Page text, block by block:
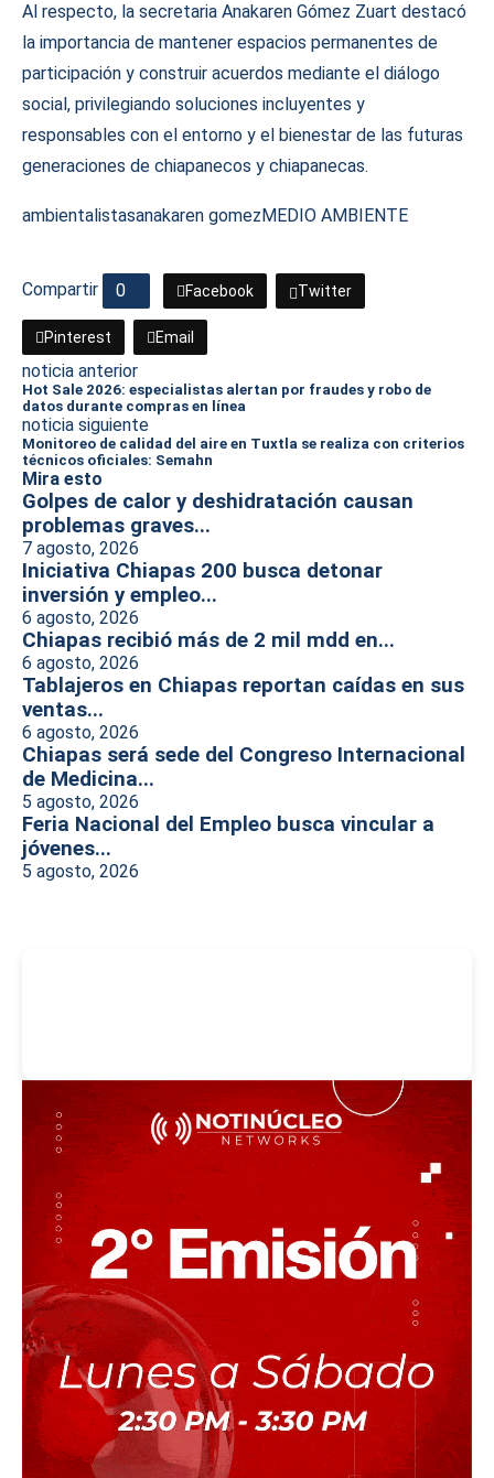
Al respecto, la secretaria Anakaren Gómez Zuart destacó
la importancia de mantener espacios permanentes de
participación y construir acuerdos mediante el diálogo
social, privilegiando soluciones incluyentes y
responsables con el entorno y el bienestar de las futuras
generaciones de chiapanecos y chiapanecas.
ambientalistasanakaren gomezMEDIO AMBIENTE
Compartir 0 Facebook Twitter
Pinterest Email
noticia anterior
Hot Sale 2026: especialistas alertan por fraudes y robo de
datos durante compras en línea
noticia siguiente
Monitoreo de calidad del aire en Tuxtla se realiza con criterios
técnicos oficiales: Semahn
Mira esto
Golpes de calor y deshidratación causan
problemas graves...
7 agosto, 2026
Iniciativa Chiapas 200 busca detonar
inversión y empleo...
6 agosto, 2026
Chiapas recibió más de 2 mil mdd en...
6 agosto, 2026
Tablajeros en Chiapas reportan caídas en sus
ventas...
6 agosto, 2026
Chiapas será sede del Congreso Internacional
de Medicina...
5 agosto, 2026
Feria Nacional del Empleo busca vincular a
jóvenes...
5 agosto, 2026